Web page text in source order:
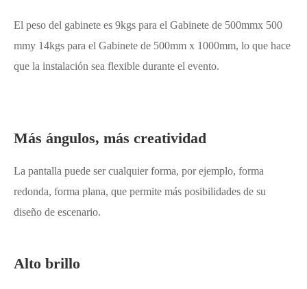
El peso del gabinete es 9kgs para el Gabinete de 500mmx 500
mmy 14kgs para el Gabinete de 500mm x 1000mm, lo que hace
que la instalación sea flexible durante el evento.
Más ángulos, más creatividad
La pantalla puede ser cualquier forma, por ejemplo, forma
redonda, forma plana, que permite más posibilidades de su
diseño de escenario.
Alto brillo